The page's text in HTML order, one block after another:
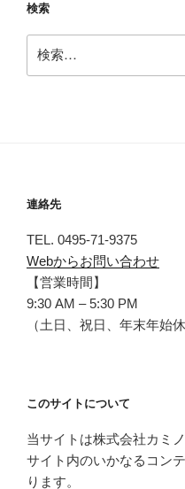
検索
索:
連絡先
TEL. 0495-71-9375
Webからお問い合わせ
【営業時間】
9:30 AM – 5:30 PM
（土日、祝日、年末年始休
このサイトについて
当サイトは株式会社カミ
サイト内のいかなるコン
ります。